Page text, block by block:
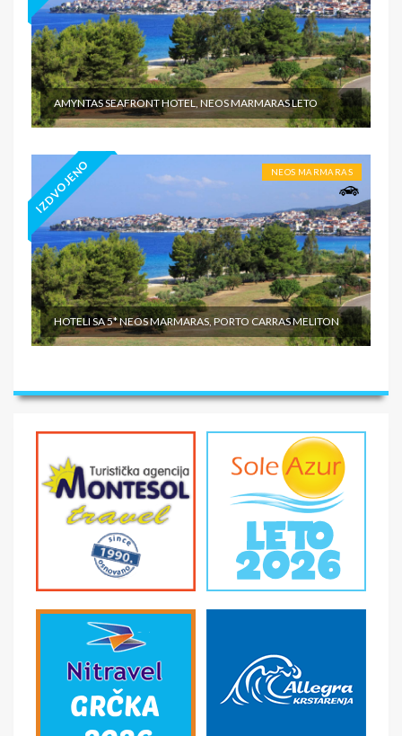
AMYNTAS SEAFRONT HOTEL, NEOS MARMARAS LETO
IZDVOJENO NEOS MARMARAS
HOTELI SA 5* NEOS MARMARAS, PORTO CARRAS MELITON